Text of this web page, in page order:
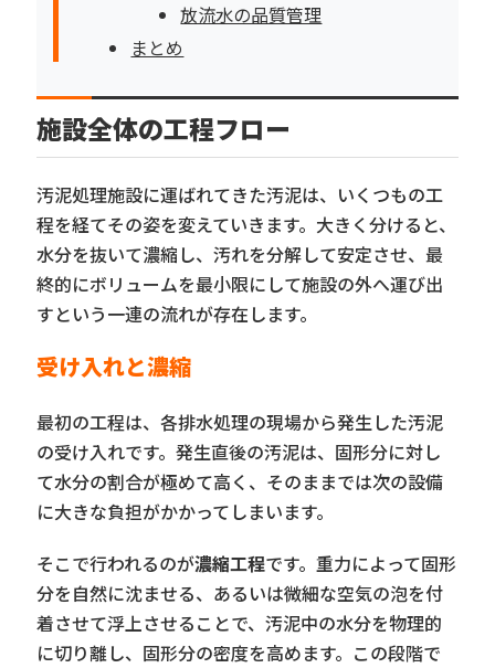
放流水の品質管理
まとめ
施設全体の工程フロー
汚泥処理施設に運ばれてきた汚泥は、いくつもの工
程を経てその姿を変えていきます。大きく分けると、
水分を抜いて濃縮し、汚れを分解して安定させ、最
終的にボリュームを最小限にして施設の外へ運び出
すという一連の流れが存在します。
受け入れと濃縮
最初の工程は、各排水処理の現場から発生した汚泥
の受け入れです。発生直後の汚泥は、固形分に対し
て水分の割合が極めて高く、そのままでは次の設備
に大きな負担がかかってしまいます。
そこで行われるのが濃縮工程です。重力によって固形
分を自然に沈ませる、あるいは微細な空気の泡を付
着させて浮上させることで、汚泥中の水分を物理的
に切り離し、固形分の密度を高めます。この段階で